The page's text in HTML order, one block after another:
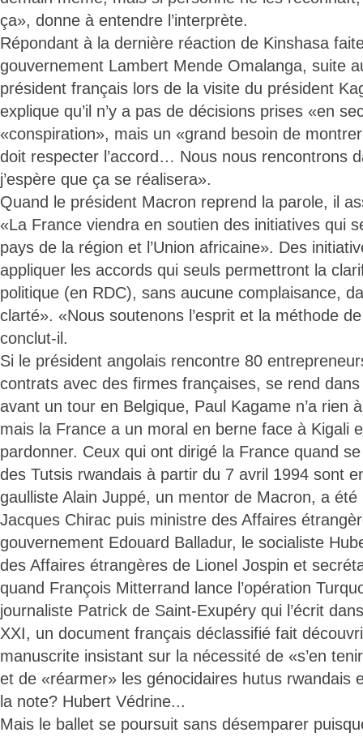
ça», donne à entendre l’interprète.
Répondant à la dernière réaction de Kinshasa
gouvernement Lambert Mende Omalanga, suite
président français lors de la visite du président
explique qu’il n’y a pas de décisions prises «en
«conspiration», mais un «grand besoin de
doit respecter l’accord… Nous nous rencontrons
j’espère que ça se réalisera».
Quand le président Macron reprend la parole, il
«La France viendra en soutien des initiatives qui
pays de la région et l’Union africaine». Des
appliquer les accords qui seuls permettront la
politique (en RDC), sans aucune complaisance,
clarté». «Nous soutenons l’esprit et la méthode
conclut-il.
Si le président angolais rencontre 80
contrats avec des firmes françaises, se rend
avant un tour en Belgique, Paul Kagame n’a rien
mais la France a un moral en berne face à Kigali
pardonner. Ceux qui ont dirigé la France quand
des Tutsis rwandais à partir du 7 avril 1994 sont
gaulliste Alain Juppé, un mentor de Macron, a
Jacques Chirac puis ministre des Affaires
gouvernement Edouard Balladur, le socialiste
des Affaires étrangères de Lionel Jospin et
quand François Mitterrand lance l’opération
journaliste Patrick de Saint-Exupéry qui l’écrit
XXI, un document français déclassifié fait
manuscrite insistant sur la nécessité de «s’en
et de «réarmer» les génocidaires hutus rwandais
la note? Hubert Védrine...
Mais le ballet se poursuit sans désemparer